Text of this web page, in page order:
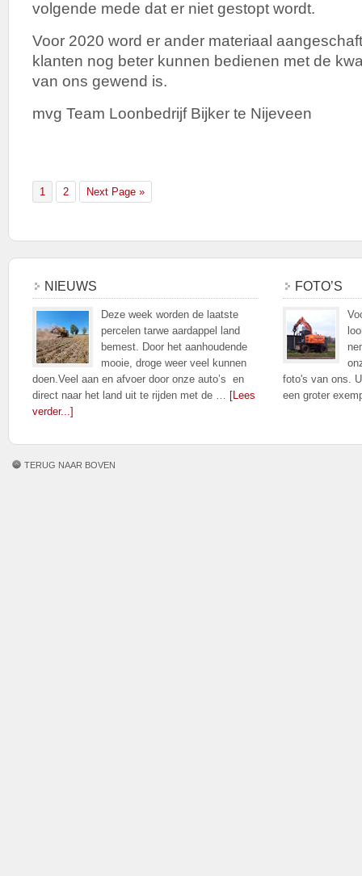
volgende mede dat er niet gestopt wordt.
Voor 2020 word er ander materiaal
klanten nog beter kunnen bedienen met de
van ons gewend is.
mvg Team Loonbedrijf Bijker te Nijeveen
1 2 Next Page »
NIEUWS
Deze week worden de laatste
percelen tarwe aardappel land
bemest. Door het aanhoudende
mooie, droge weer veel kunnen
doen.Veel aan en afvoer door onze auto’s en
direct naar het land uit te rijden met de … [Lees
verder...]
FOTO’S
foto's van ons.
een groter
TERUG NAAR BOVEN